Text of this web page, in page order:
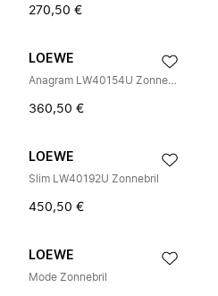
270,50 €
LOEWE
Anagram LW40154U Zonnebril
360,50 €
LOEWE
Slim LW40192U Zonnebril
450,50 €
LOEWE
Mode Zonnebril